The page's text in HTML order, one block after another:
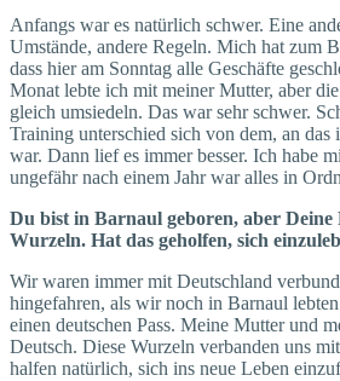
Anfangs war es natürlich schwer. Eine
Umstände, andere Regeln. Mich hat zum
dass hier am Sonntag alle Geschäfte
Monat lebte ich mit meiner Mutter, aber
gleich umsiedeln. Das war sehr schwer.
Training unterschied sich von dem, an
war. Dann lief es immer besser. Ich habe
ungefähr nach einem Jahr war alles in
Du bist in Barnaul geboren, aber Deine
Wurzeln. Hat das geholfen, sich
Wir waren immer mit Deutschland
hingefahren, als wir noch in Barnaul
einen deutschen Pass. Meine Mutter und
Deutsch. Diese Wurzeln verbanden uns
halfen natürlich, sich ins neue Leben